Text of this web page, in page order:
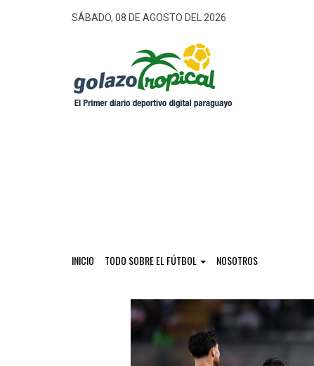
SÁBADO, 08 DE AGOSTO DEL 2026
INICIO TODO SOBRE EL FÚTBOL NOSOTROS